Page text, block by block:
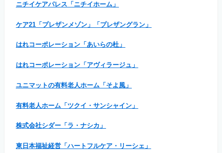
ニチイケアパレス「ニチイホーム」
ケア21「プレザンメゾン」「プレザングラン」
はれコーポレーション「あいらの杜」
はれコーポレーション「アヴィラージュ」
ユニマットの有料老人ホーム「そよ風」
有料老人ホーム「ツクイ・サンシャイン」
株式会社シダー「ラ・ナシカ」
東日本福祉経営「ハートフルケア・リーシェ」